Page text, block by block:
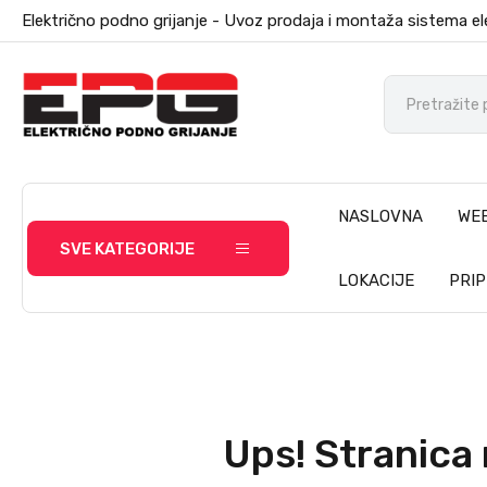
Električno podno grijanje - Uvoz prodaja i montaža sistema
SVE KATEGORIJE
NASLOVNA
LOKACIJE
Ups! Stranica